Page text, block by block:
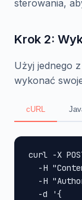
sterowania,
Krok 2:
Użyj jednego
wykonać
cURL
curl -X
-H
-H
  -d '{